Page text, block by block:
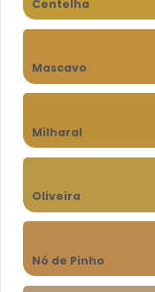
Centelha
Mascavo
Milharal
Oliveira
Nó de Pinho